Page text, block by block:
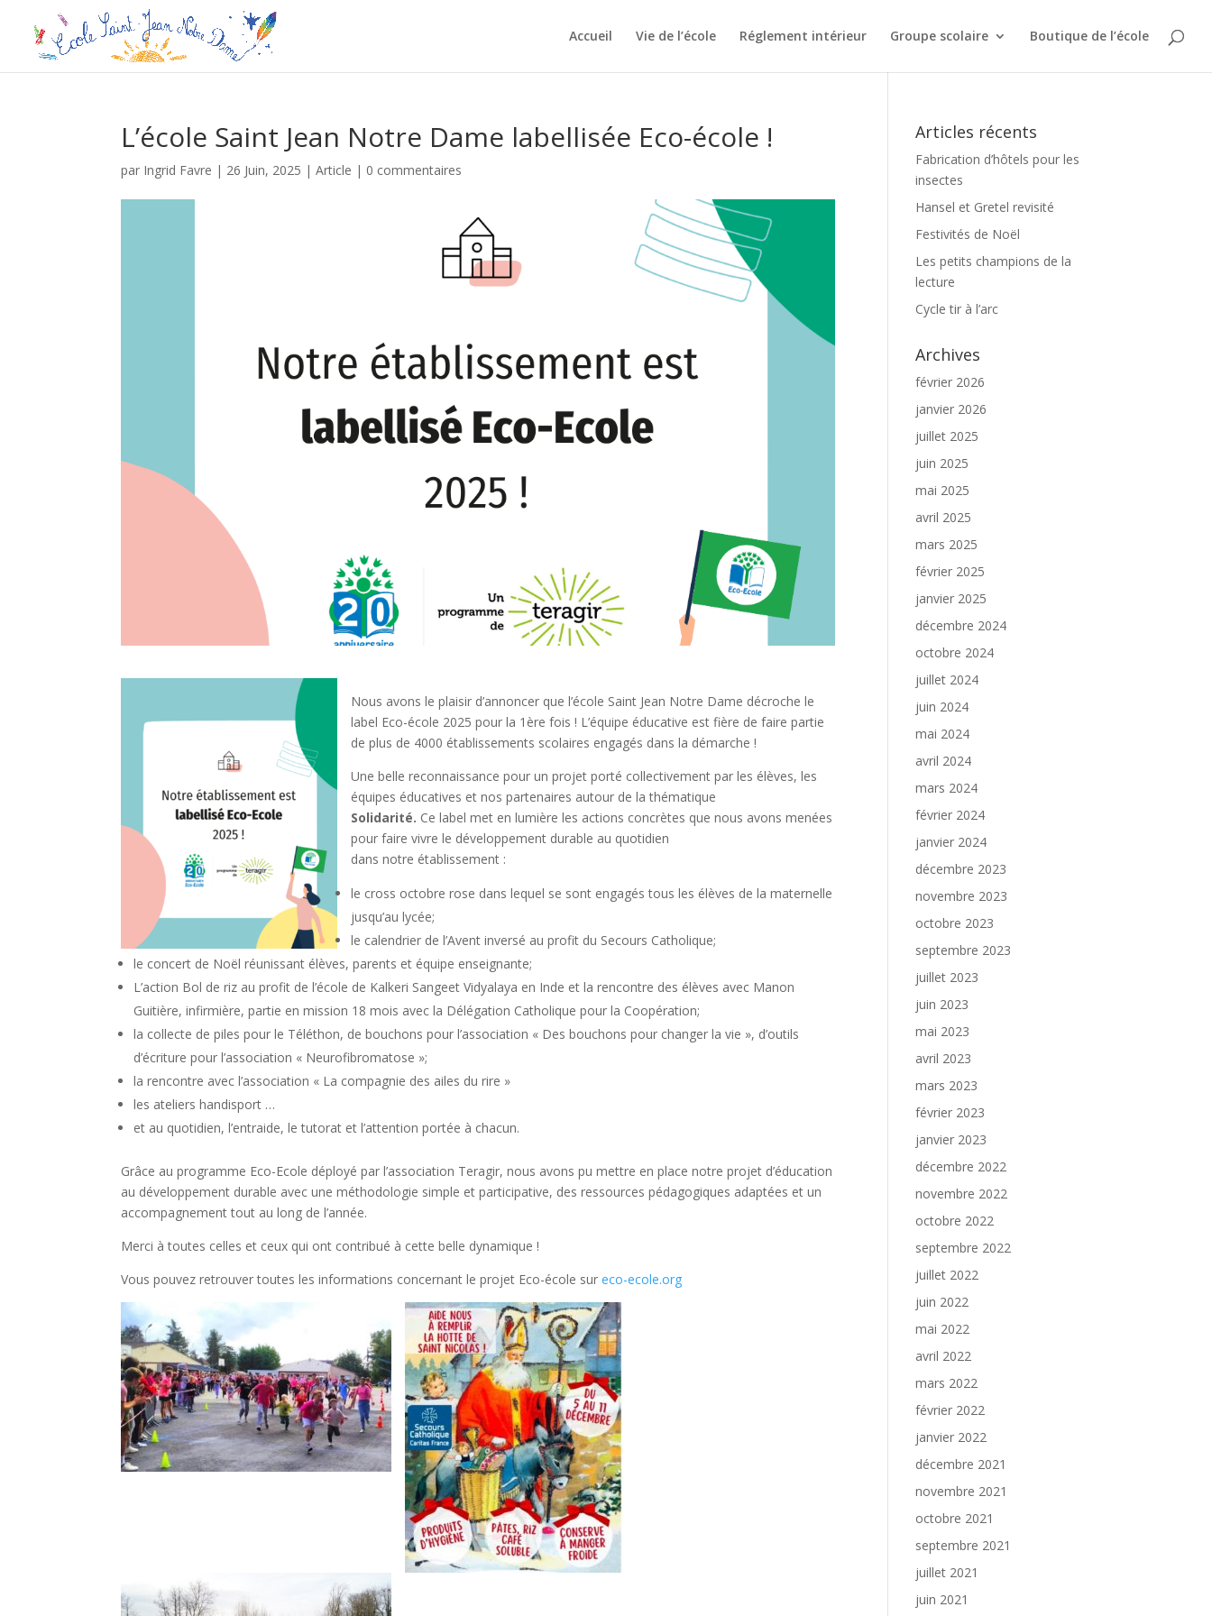
Accueil Vie de l’école Réglement intérieur Groupe scolaire Boutique de l’école
L’école Saint Jean Notre Dame labellisée Eco-école !
par Ingrid Favre | 26 Juin, 2025 |Article | 0 commentaires
Nous avons le plaisir d’annoncer que l’école Saint Jean Notre Dame décroche le
label Eco-école 2025 pour la 1ère fois ! L’équipe éducative est fière de faire partie
de plus de 4000 établissements scolaires engagés dans la démarche !
Une belle reconnaissance pour un projet porté collectivement par les élèves, les
équipes éducatives et nos partenaires autour de la thématique
Solidarité. Ce label met en lumière les actions concrètes que nous avons menées
pour faire vivre le développement durable au quotidien
dans notre établissement :
le cross octobre rose dans lequel se sont engagés tous les élèves de la maternelle
jusqu’au lycée;
le calendrier de l’Avent inversé au profit du Secours Catholique;
le concert de Noël réunissant élèves, parents et équipe enseignante;
L’action Bol de riz au profit de l’école de Kalkeri Sangeet Vidyalaya en Inde et la rencontre des élèves avec Manon
Guitière, infirmière, partie en mission 18 mois avec la Délégation Catholique pour la Coopération;
la collecte de piles pour le Téléthon, de bouchons pour l’association « Des bouchons pour changer la vie », d’outils
d’écriture pour l’association « Neurofibromatose »;
la rencontre avec l’association « La compagnie des ailes du rire »
les ateliers handisport …
et au quotidien, l’entraide, le tutorat et l’attention portée à chacun.
Grâce au programme Eco-Ecole déployé par l’association Teragir, nous avons pu mettre en place notre projet d’éducation
au développement durable avec une méthodologie simple et participative, des ressources pédagogiques adaptées et un
accompagnement tout au long de l’année.
Merci à toutes celles et ceux qui ont contribué à cette belle dynamique !
Vous pouvez retrouver toutes les informations concernant le projet Eco-école sureco-ecole.org
Articles récents
Fabrication d’hôtels pour les
insectes
Hansel et Gretel revisité
Festivités de Noël
Les petits champions de la
lecture
Cycle tir à l’arc
Archives
février 2026
janvier 2026
juillet 2025
juin 2025
mai 2025
avril 2025
mars 2025
février 2025
janvier 2025
décembre 2024
octobre 2024
juillet 2024
juin 2024
mai 2024
avril 2024
mars 2024
février 2024
janvier 2024
décembre 2023
novembre 2023
octobre 2023
septembre 2023
juillet 2023
juin 2023
mai 2023
avril 2023
mars 2023
février 2023
janvier 2023
décembre 2022
novembre 2022
octobre 2022
septembre 2022
juillet 2022
juin 2022
mai 2022
avril 2022
mars 2022
février 2022
janvier 2022
décembre 2021
novembre 2021
octobre 2021
septembre 2021
juillet 2021
juin 2021